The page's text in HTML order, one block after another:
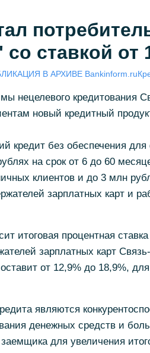
ставкой от
В АРХИВЕ Bankinform.ru
нецелевого кредитования
новый кредитный
кредит без обеспечения
на срок от 6 до 60
клиентов и до 3 млн
зарплатных карт и
итоговая процентная
зарплатных карт
от 12,9% до 18,9%,
являются
денежных средств и
для увеличения